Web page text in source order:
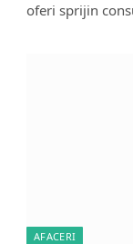
oferi sprijin
AFACERI